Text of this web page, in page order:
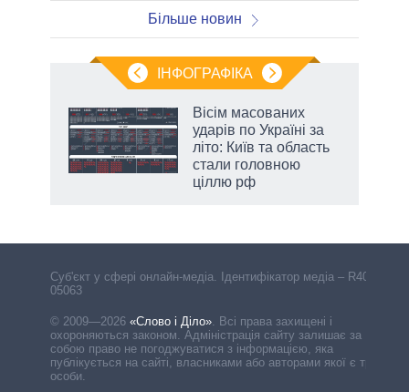
Більше новин
ІНФОГРАФІКА
Вісім масованих
ударів по Україні за
літо: Київ та область
стали головною
ціллю рф
Cуб'єкт у сфері онлайн-медіа. Ідентифікатор медіа – R40-
05063
© 2009—2026 «Слово і Діло». Всі права захищені і
охороняються законом. Адміністрація сайту залишає за
собою право не погоджуватися з інформацією, яка
публікується на сайті, власниками або авторами якої є треті
особи.